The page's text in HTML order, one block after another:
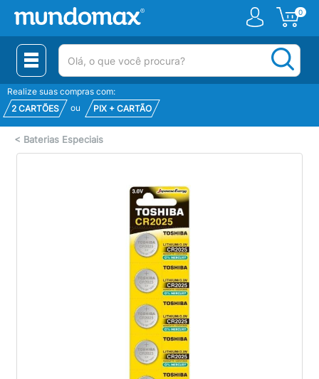
0
(pesquisar)
Realize suas compras com:
2 CARTÕES
ou PIX + CARTÃO
< Baterias Especiais